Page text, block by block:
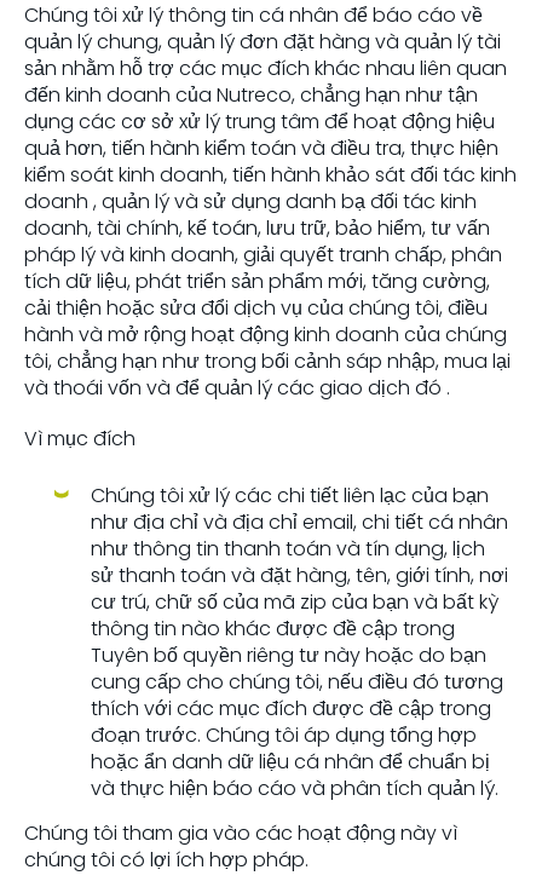
Chúng tôi xử lý thông tin cá nhân để báo cáo về
quản lý chung, quản lý đơn đặt hàng và quản lý tài
sản nhằm hỗ trợ các mục đích khác nhau liên quan
đến kinh doanh của Nutreco, chẳng hạn như tận
dụng các cơ sở xử lý trung tâm để hoạt động hiệu
quả hơn, tiến hành kiểm toán và điều tra, thực hiện
kiểm soát kinh doanh, tiến hành khảo sát đối tác kinh
doanh , quản lý và sử dụng danh bạ đối tác kinh
doanh, tài chính, kế toán, lưu trữ, bảo hiểm, tư vấn
pháp lý và kinh doanh, giải quyết tranh chấp, phân
tích dữ liệu, phát triển sản phẩm mới, tăng cường,
cải thiện hoặc sửa đổi dịch vụ của chúng tôi, điều
hành và mở rộng hoạt động kinh doanh của chúng
tôi, chẳng hạn như trong bối cảnh sáp nhập, mua lại
và thoái vốn và để quản lý các giao dịch đó .
Vì mục đích
Chúng tôi xử lý các chi tiết liên lạc của bạn
như địa chỉ và địa chỉ email, chi tiết cá nhân
như thông tin thanh toán và tín dụng, lịch
sử thanh toán và đặt hàng, tên, giới tính, nơi
cư trú, chữ số của mã zip của bạn và bất kỳ
thông tin nào khác được đề cập trong
Tuyên bố quyền riêng tư này hoặc do bạn
cung cấp cho chúng tôi, nếu điều đó tương
thích với các mục đích được đề cập trong
đoạn trước. Chúng tôi áp dụng tổng hợp
hoặc ẩn danh dữ liệu cá nhân để chuẩn bị
và thực hiện báo cáo và phân tích quản lý.
Chúng tôi tham gia vào các hoạt động này vì
chúng tôi có lợi ích hợp pháp.